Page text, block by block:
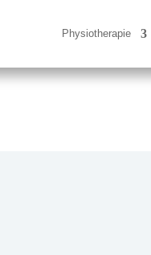
Physiotherapie